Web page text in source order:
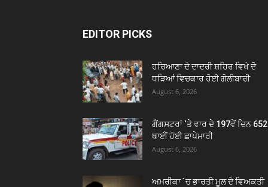
EDITOR PICKS
ਹਰਿਆਣਾ ਦੇ ਦਾਦਰੀ ਸ਼ਹਿਰ ਵਿਖੇ ਦੋ
ਧੜਿਆਂ ਵਿਚਕਾਰ ਹੋਈ ਗੋਲੀਬਾਰੀ
August 6, 2026
ਗੈਂਗਸਟਰਾਂ ‘ਤੇ ਵਾਰ ਦੇ 197ਵੇਂ ਦਿਨ 652
ਥਾਈਂ ਹੋਈ ਛਾਪੇਮਾਰੀ
August 6, 2026
ਅਮਰੀਕਾ `ਚ ਭਾਰਤੀ ਮੂਲ ਦੇ ਵਿਅਕਤੀ